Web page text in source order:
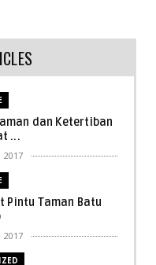
dan Ketertiban
...
Pintu Taman Batu